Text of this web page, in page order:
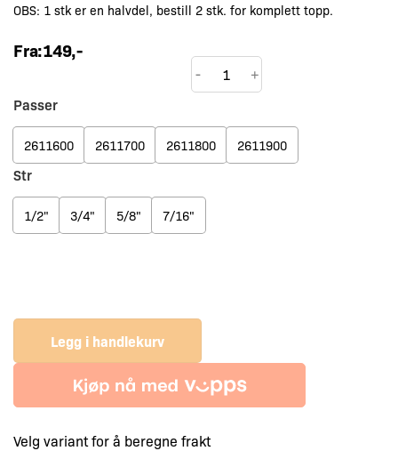
OBS: 1 stk er en halvdel, bestill 2 stk. for komplett topp.
Fra:149,-
Toppstykke
for
strekkfiskbeskytter
antall
- +
Passer
2611600 2611700 2611800 2611900
Str
1/2" 3/4" 5/8" 7/16"
Legg i handlekurv
Velg variant for å beregne frakt